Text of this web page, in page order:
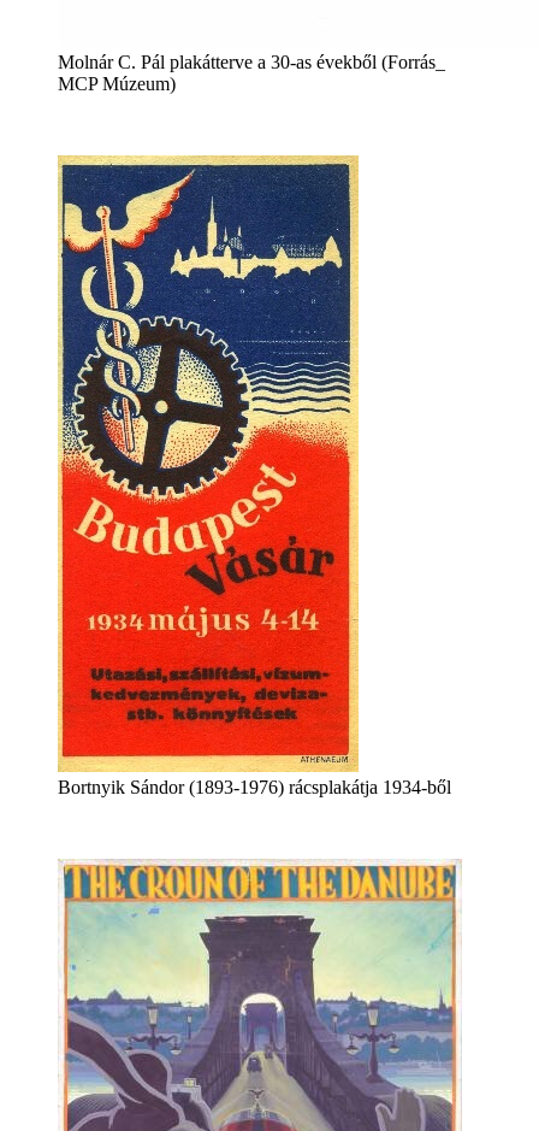
Molnár C. Pál plakátterve a 30-as évekből (Forrás_
MCP Múzeum)
Bortnyik Sándor (1893-1976) rácsplakátja 1934-ből